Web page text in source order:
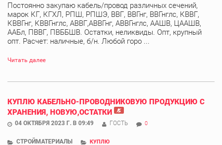
Постоянно закупаю кабель/провод различных сечений,
марок КГ, КГХЛ, РПШ, РПШЭ, ВВГ, ВВГнг, ВВГнглс, КВВГ,
КВВГнг, КВВГнглс, АВВГ,АВВГнг, АВВГнглс, ААШВ, ЦААШВ,
ААБл, ПВВГ, ПВББШВ. Остатки, неликвиды. Опт, крупный
опт. Расчет: наличные, б/н. Любой горо ...
Читать далее
КУПЛЮ КАБЕЛЬНО-ПРОВОДНИКОВУЮ ПРОДУКЦИЮ С
ХРАНЕНИЯ, НОВУЮ,ОСТАТКИ
04 ОКТЯБРЯ 2023 Г. В 09:49 ГОСТЬ 0
СТРОЙМАТЕРИАЛЫ КУПЛЮ